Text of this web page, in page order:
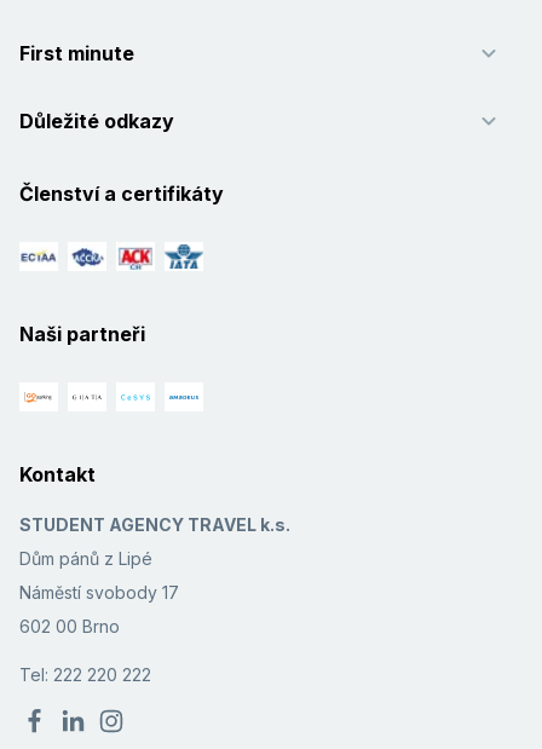
First minute
Důležité odkazy
Členství a certifikáty
Naši partneři
Kontakt
STUDENT AGENCY TRAVEL k.s.
Dům pánů z Lipé
Náměstí svobody 17
602 00 Brno
Tel: 222 220 222